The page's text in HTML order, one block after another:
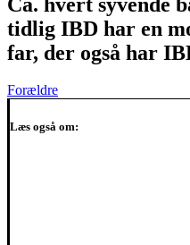
tidlig IBD har en
far, der også har
Forældre
Læs også om: